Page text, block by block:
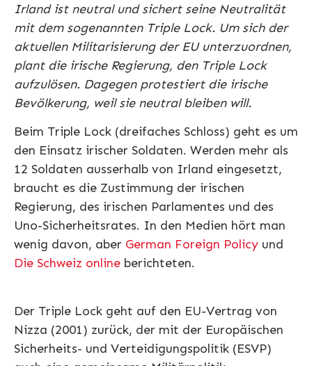
Irland ist neutral und sichert seine Neutralität
mit dem sogenannten Triple Lock. Um sich der
aktuellen Militarisierung der EU unterzuordnen,
plant die irische Regierung, den Triple Lock
aufzulösen. Dagegen protestiert die irische
Bevölkerung, weil sie neutral bleiben will.
Beim Triple Lock (dreifaches Schloss) geht es um
den Einsatz irischer Soldaten. Werden mehr als
12 Soldaten ausserhalb von Irland eingesetzt,
braucht es die Zustimmung der irischen
Regierung, des irischen Parlamentes und des
Uno-Sicherheitsrates. In den Medien hört man
wenig davon, aber German Foreign Policy und
Die Schweiz online berichteten.
Der Triple Lock geht auf den EU-Vertrag von
Nizza (2001) zurück, der mit der Europäischen
Sicherheits- und Verteidigungspolitik (ESVP)